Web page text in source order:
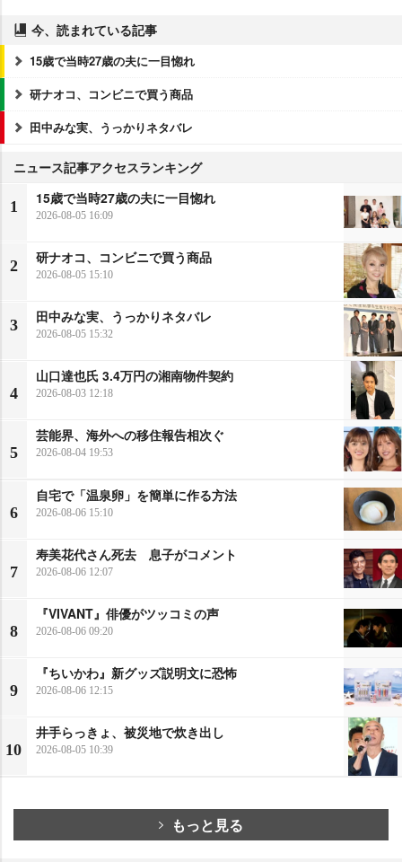
今、読まれている記事
15歳で当時27歳の夫に一目惚れ
研ナオコ、コンビニで買う商品
田中みな実、うっかりネタバレ
ニュース記事アクセスランキング
1
15歳で当時27歳の夫に一目惚れ
2026-08-05 16:09
2
研ナオコ、コンビニで買う商品
2026-08-05 15:10
3
田中みな実、うっかりネタバレ
2026-08-05 15:32
4
山口達也氏 3.4万円の湘南物件契約
2026-08-03 12:18
5
芸能界、海外への移住報告相次ぐ
2026-08-04 19:53
6
自宅で「温泉卵」を簡単に作る方法
2026-08-06 15:10
7
寿美花代さん死去 息子がコメント
2026-08-06 12:07
8
『VIVANT』俳優がツッコミの声
2026-08-06 09:20
9
『ちいかわ』新グッズ説明文に恐怖
2026-08-06 12:15
10
井手らっきょ、被災地で炊き出し
2026-08-05 10:39
もっと見る